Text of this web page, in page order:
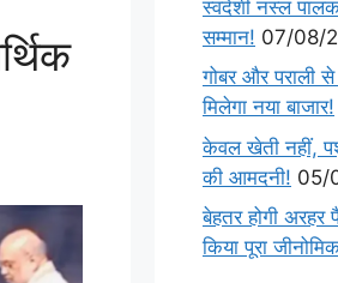
स्वदेशी नस्ल
सम्मान! 07/08/
गोबर और पराली
मिलेगा नया बाजार!
केवल खेती नहीं,
की आमदनी! 05/
बेहतर होगी अरहर
किया पूरा